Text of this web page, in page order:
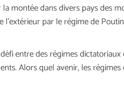
montée dans divers pays des
par le régime de
entre des régimes
Alors quel avenir, les